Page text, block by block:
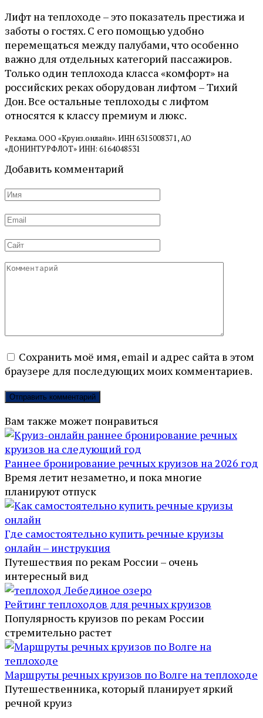
Лифт на теплоходе – это показатель престижа и
заботы о гостях. С его помощью удобно
перемещаться между палубами, что особенно
важно для отдельных категорий пассажиров.
Только один теплохода класса «комфорт» на
российских реках оборудован лифтом – Тихий
Дон. Все остальные теплоходы с лифтом
относятся к классу премиум и люкс.
Реклама. ООО «Круиз.онлайн». ИНН 6315008371, АО
«ДОНИНТУРФЛОТ» ИНН: 6164048531
Добавить комментарий
Имя
Email
Сайт
Комментарий
Сохранить моё имя, email и адрес сайта в этом
браузере для последующих моих комментариев.
Вам также может понравиться
Раннее бронирование речных круизов на 2026 год
Время летит незаметно, и пока многие
планируют отпуск
Где самостоятельно купить речные круизы
онлайн – инструкция
Путешествия по рекам России – очень
интересный вид
Рейтинг теплоходов для речных круизов
Популярность круизов по рекам России
стремительно растет
Маршруты речных круизов по Волге на теплоходе
Путешественника, который планирует яркий
речной круиз